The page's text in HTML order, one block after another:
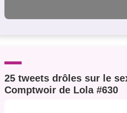
25 tweets drôles sur le
Comptwoir de Lola #630